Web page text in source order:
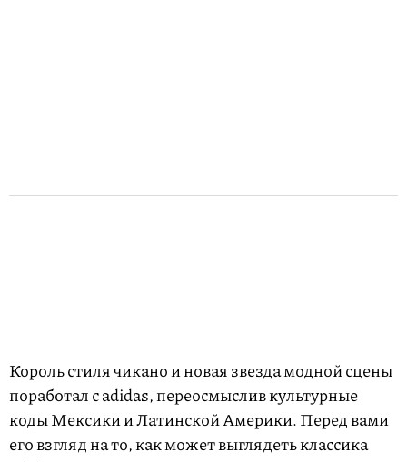
Король стиля чикано и новая звезда модной сцены
поработал с adidas, переосмыслив культурные
коды Мексики и Латинской Америки. Перед вами
его взгляд на то, как может выглядеть классика